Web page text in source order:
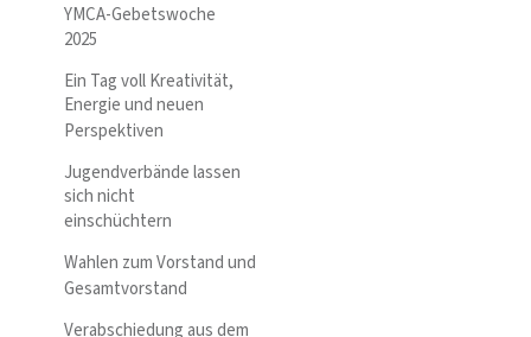
YMCA-Gebetswoche
2025
Ein Tag voll Kreativität,
Energie und neuen
Perspektiven
Jugendverbände lassen
sich nicht
einschüchtern
Wahlen zum Vorstand und
Gesamtvorstand
Verabschiedung aus dem